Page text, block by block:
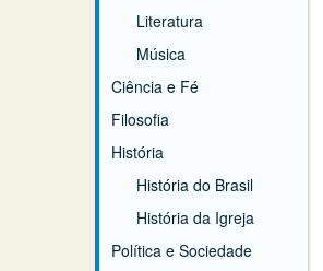
Literatura
Música
Ciência e Fé
Filosofia
História
História do Brasil
História da Igreja
Política e Sociedade